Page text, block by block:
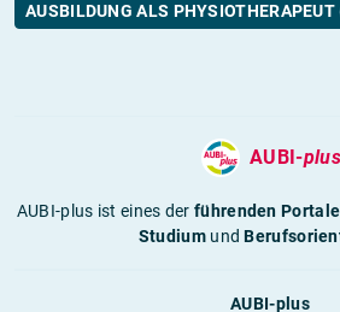
AUSBILDUNG ALS
AUBI-plus
AUBI-plus ist eines derführenden Portale
Studiumund
AUBI-plus